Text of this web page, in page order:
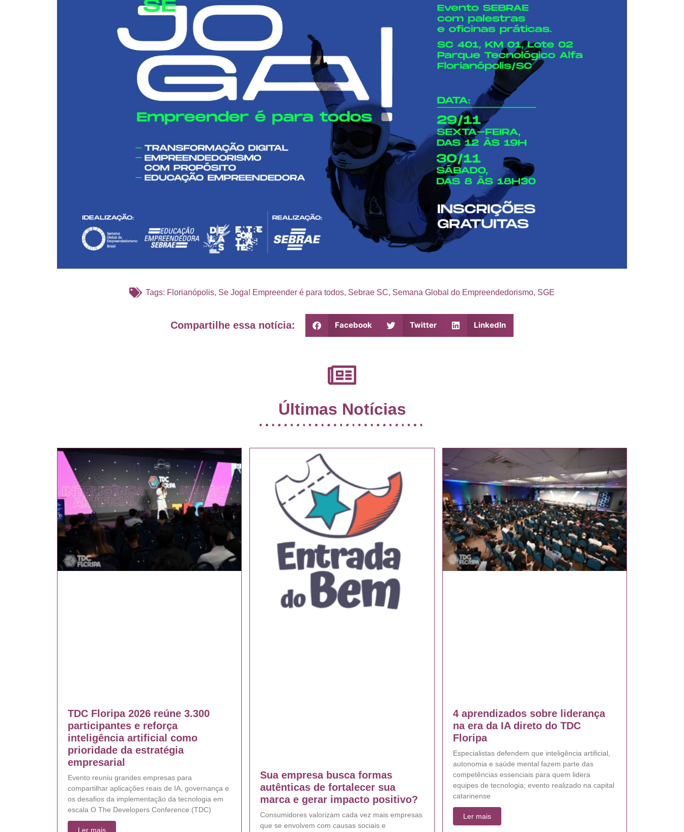
Tags: Florianópolis, Se Joga! Empreender é para todos, Sebrae SC, Semana Global do Empreendedorismo, SGE
Compartilhe essa notícia: Facebook Twitter LinkedIn
Últimas Notícias
TDC Floripa 2026 reúne 3.300
participantes e reforça
inteligência artificial como
prioridade da estratégia
empresarial
Evento reuniu grandes empresas para
compartilhar aplicações reais de IA, governança e
os desafios da implementação da tecnologia em
escala O The Developers Conference (TDC)
Ler mais
Sua empresa busca formas
autênticas de fortalecer sua
marca e gerar impacto positivo?
Consumidores valorizam cada vez mais empresas
que se envolvem com causas sociais e
4 aprendizados sobre liderança
na era da IA direto do TDC
Floripa
Especialistas defendem que inteligência artificial,
autonomia e saúde mental fazem parte das
competências essenciais para quem lidera
equipes de tecnologia; evento realizado na capital
catarinense
Ler mais